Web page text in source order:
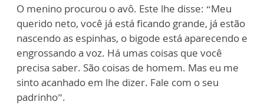
O menino procurou o avô. Este lhe disse: “Meu
querido neto, você já está ficando grande, já estão
nascendo as espinhas, o bigode está aparecendo e
engrossando a voz. Há umas coisas que você
precisa saber. São coisas de homem. Mas eu me
sinto acanhado em lhe dizer. Fale com o seu
padrinho”.